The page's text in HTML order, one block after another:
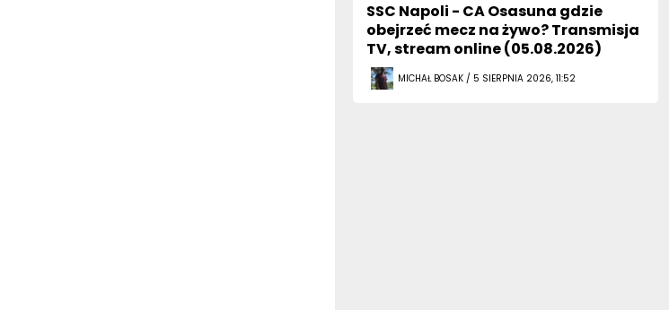
SSC Napoli - CA Osasuna gdzie
obejrzeć mecz na żywo? Transmisja
TV, stream online (05.08.2026)
MICHAŁ BOSAK / 5 SIERPNIA 2026, 11:52